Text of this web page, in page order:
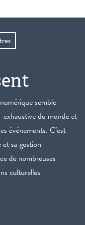
semble
exhaustive du monde et
événements. C’est
sa gestion
de nombreuses
culturelles